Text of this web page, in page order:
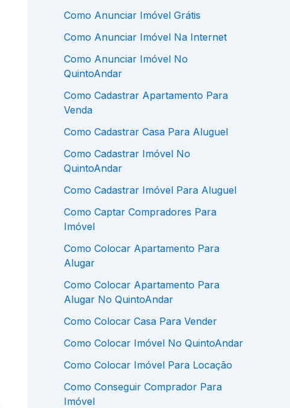
Como Anunciar Imóvel Grátis
Como Anunciar Imóvel Na Internet
Como Anunciar Imóvel No
QuintoAndar
Como Cadastrar Apartamento Para
Venda
Como Cadastrar Casa Para Aluguel
Como Cadastrar Imóvel No
QuintoAndar
Como Cadastrar Imóvel Para Aluguel
Como Captar Compradores Para
Imóvel
Como Colocar Apartamento Para
Alugar
Como Colocar Apartamento Para
Alugar No QuintoAndar
Como Colocar Casa Para Vender
Como Colocar Imóvel No QuintoAndar
Como Colocar Imóvel Para Locação
Como Conseguir Comprador Para
Imóvel